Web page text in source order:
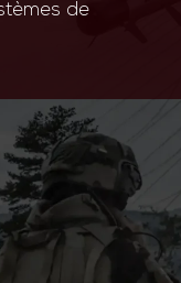
de
comme la réalité